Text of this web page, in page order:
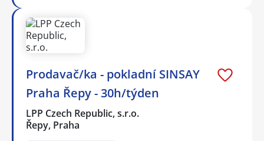
Prodavač/ka - pokladní SINSAY
Praha Řepy - 30h/týden
LPP Czech Republic, s.r.o.
Řepy, Praha